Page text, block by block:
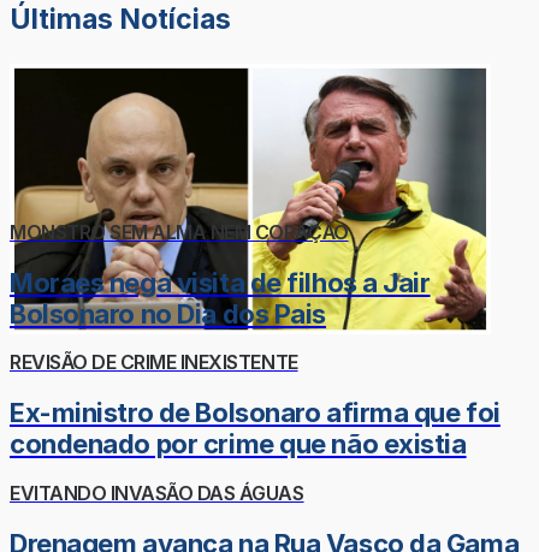
Últimas Notícias
MONSTRO SEM ALMA NEM CORAÇÃO
Moraes nega visita de filhos a Jair
Bolsonaro no Dia dos Pais
REVISÃO DE CRIME INEXISTENTE
Ex-ministro de Bolsonaro afirma que foi
condenado por crime que não existia
EVITANDO INVASÃO DAS ÁGUAS
Drenagem avança na Rua Vasco da Gama